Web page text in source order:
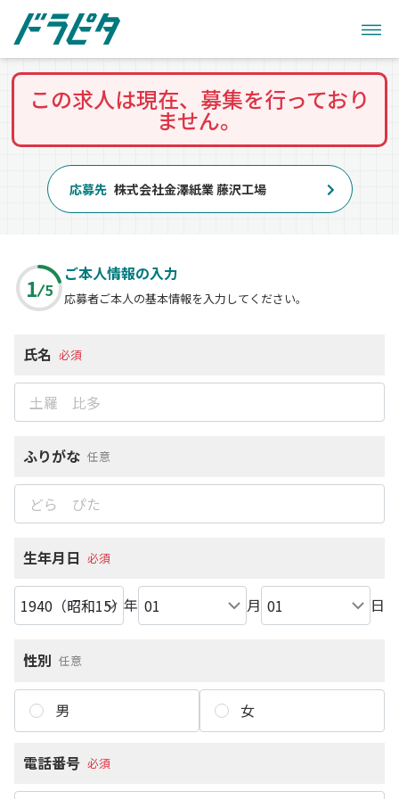
この求人は現在、募集を行っており
ません。
応募先 株式会社金澤紙業 藤沢工場
1 5
ご本人情報の入力
応募者ご本人の基本情報を入力してください。
氏名 必須
ふりがな 任意
生年月日 必須
年 月 日
性別 任意
男 女
電話番号 必須